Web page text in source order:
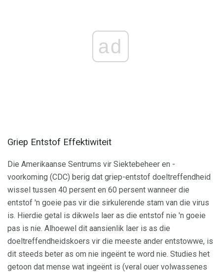
ad
Griep Entstof Effektiwiteit
Die Amerikaanse Sentrums vir Siektebeheer en -
voorkoming (CDC) berig dat griep-entstof doeltreffendheid
wissel tussen 40 persent en 60 persent wanneer die
entstof 'n goeie pas vir die sirkulerende stam van die virus
is. Hierdie getal is dikwels laer as die entstof nie 'n goeie
pas is nie. Alhoewel dit aansienlik laer is as die
doeltreffendheidskoers vir die meeste ander entstowwe, is
dit steeds beter as om nie ingeënt te word nie. Studies het
getoon dat mense wat ingeënt is (veral ouer volwassenes